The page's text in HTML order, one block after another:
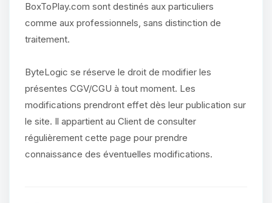
BoxToPlay.com sont destinés aux particuliers
comme aux professionnels, sans distinction de
traitement.
ByteLogic se réserve le droit de modifier les
présentes CGV/CGU à tout moment. Les
modifications prendront effet dès leur publication sur
le site. Il appartient au Client de consulter
régulièrement cette page pour prendre
connaissance des éventuelles modifications.